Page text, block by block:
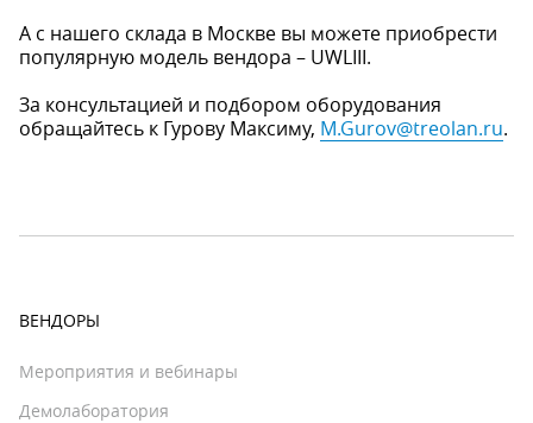
А с нашего склада в Москве вы можете приобрести
популярную модель вендора – UWLIII.
За консультацией и подбором оборудования
обращайтесь к Гурову Максиму, M.Gurov@treolan.ru.
ВЕНДОРЫ
Мероприятия и вебинары
Демолаборатория